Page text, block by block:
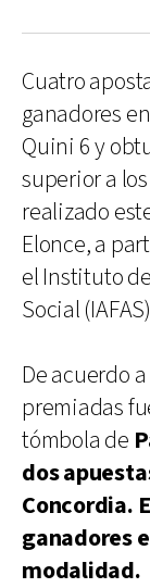
Cuatro
ganadores
Quini 6 y
superior a
realizado
Elonce, a
el Instituto
Social
De acuerdo
premiadas
tómbola de
dos
Concordia.
ganadores
modalidad.